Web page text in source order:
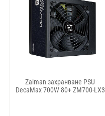
Zalman захранване PSU
DecaMax 700W 80+ ZM700-LX3